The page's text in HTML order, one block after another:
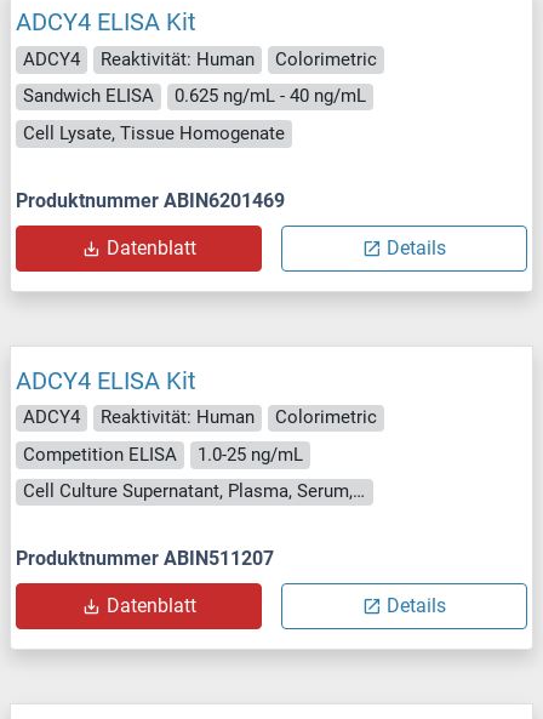
ADCY4 ELISA Kit
ADCY4 Reaktivität: Human
Colorimetric
Sandwich ELISA
0.625 ng/mL - 40 ng/mL
Cell Lysate, Tissue Homogenate
Produktnummer ABIN6201469
Datenblatt Details
ADCY4 ELISA Kit
ADCY4 Reaktivität: Human
Colorimetric
Competition ELISA
1.0-25 ng/mL
Cell Culture Supernatant, Plasma, Serum, Tissue Homogenate
Produktnummer ABIN511207
Datenblatt Details